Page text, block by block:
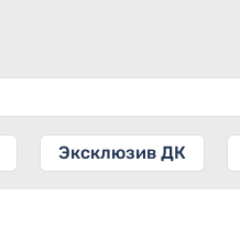
Эксклюзив ДК